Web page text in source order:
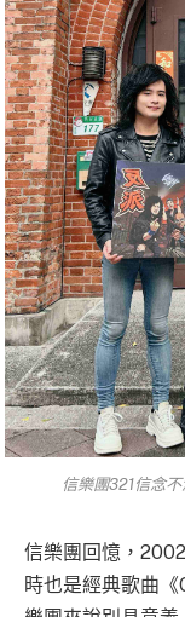
信樂團321信念
信樂團回憶，
時也是經典歌曲